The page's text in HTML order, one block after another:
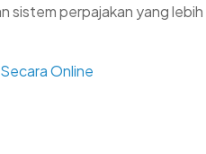
sistem perpajakan yang
Online